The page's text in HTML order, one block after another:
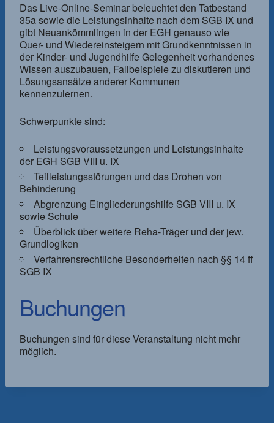
Das Live-Online-Seminar beleuchtet den Tatbestand
35a sowie die Leistungsinhalte nach dem SGB IX und
gibt Neuankömmlingen in der EGH genauso wie
Quer- und Wiedereinsteigern mit Grundkenntnissen in
der Kinder- und Jugendhilfe Gelegenheit vorhandenes
Wissen auszubauen, Fallbeispiele zu diskutieren und
Lösungsansätze anderer Kommunen
kennenzulernen.
Schwerpunkte sind:
Leistungsvoraussetzungen und Leistungsinhalte
der EGH SGB VIII u. IX
Teilleistungsstörungen und das Drohen von
Behinderung
Abgrenzung Eingliederungshilfe SGB VIII u. IX
sowie Schule
Überblick über weitere Reha-Träger und der jew.
Grundlogiken
Verfahrensrechtliche Besonderheiten nach §§ 14 ff
SGB IX
Buchungen
Buchungen sind für diese Veranstaltung nicht mehr
möglich.